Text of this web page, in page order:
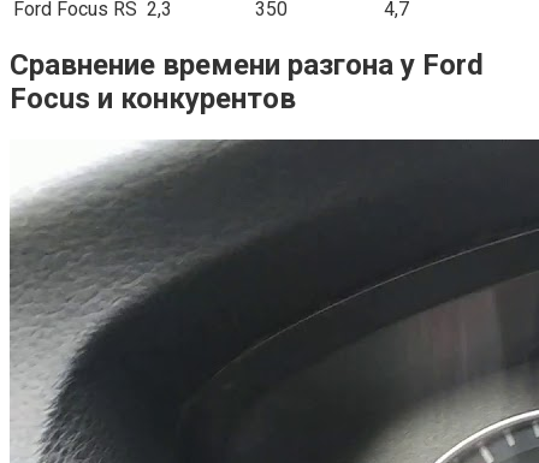
Ford Focus RS 2,3 350 4,7
Сравнение времени разгона у Ford
Focus и конкурентов